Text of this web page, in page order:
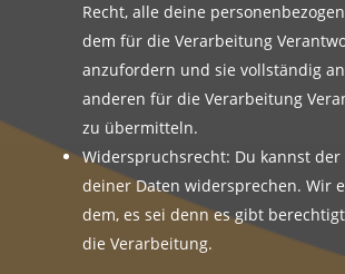
Recht, alle deine
dem für die Verarbeitung
anzufordern und sie vollständig
anderen für die Verarbeitung
zu übermitteln.
Widerspruchsrecht: Du kannst
deiner Daten widersprechen. Wir
dem, es sei denn es gibt
die Verarbeitung.